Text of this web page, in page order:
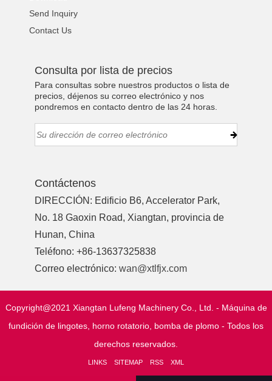
Send Inquiry
Contact Us
Consulta por lista de precios
Para consultas sobre nuestros productos o lista de
precios, déjenos su correo electrónico y nos
pondremos en contacto dentro de las 24 horas.
Contáctenos
DIRECCIÓN: Edificio B6, Accelerator Park,
No. 18 Gaoxin Road, Xiangtan, provincia de
Hunan, China
Teléfono: +86-13637325838
Correo electrónico:wan@xtlfjx.com
Copyright@2021 Xiangtan Lufeng Machinery Co., Ltd. - Máquina de
fundición de lingotes, horno rotatorio, bomba de plomo - Todos los
derechos reservados.
LINKS SITEMAP RSS XML